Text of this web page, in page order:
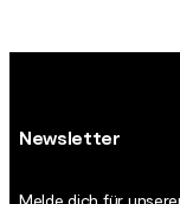
Newsletter